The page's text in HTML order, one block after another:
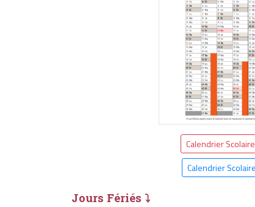
Calendrier Scolaire
Calendrier Scolaire
Jours Fériés ⤵